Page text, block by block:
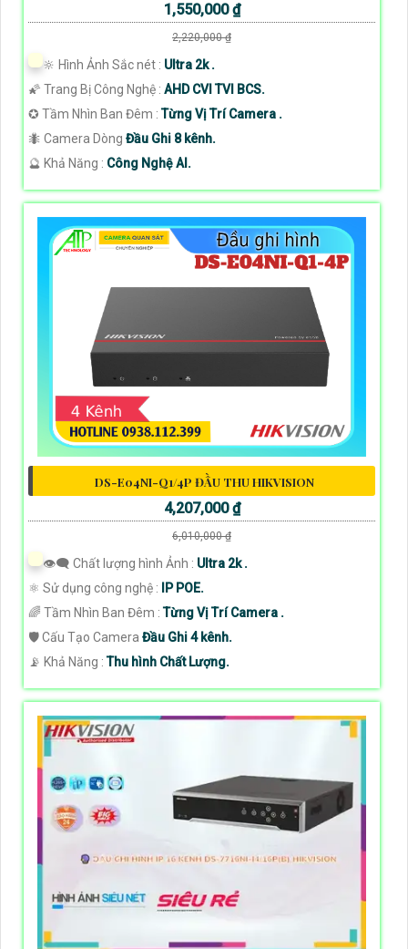
1,550,000 ₫
2,220,000 ₫
🔆 Hình Ảnh Sắc nét : Ultra 2k .
🌠 Trang Bị Công Nghệ : AHD CVI TVI BCS.
✪ Tầm Nhìn Ban Đêm :Từng Vị Trí Camera .
🐜 Camera Dòng Đầu Ghi 8 kênh.
️🔮 Khả Năng : Công Nghệ AI.
DS-E04NI-Q1/4P ĐẦU THU HIKVISION
4,207,000 ₫
6,010,000 ₫
👁️‍🗨 Chất lượng hình Ảnh : Ultra 2k .
⚛️ Sử dụng công nghệ :
IP POE.
🌈 Tầm Nhìn Ban Đêm :Từng Vị Trí Camera .
🛡 Cấu Tạo Camera Đầu Ghi 4 kênh.
️📡 Khả Năng :Thu hình Chất Lượng.